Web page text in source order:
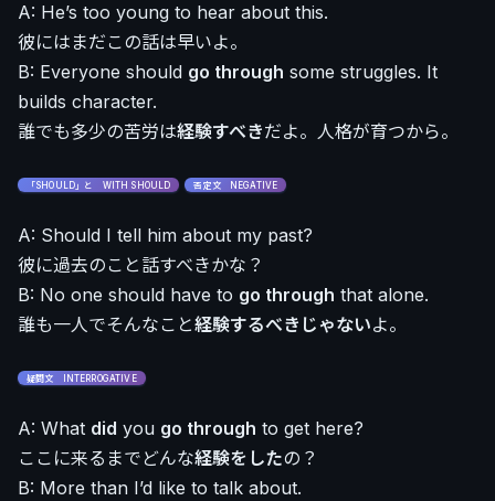
A: He’s too young to hear about this.
彼にはまだこの話は早いよ。
B: Everyone should go through some struggles. It
builds character.
誰でも多少の苦労は経験すべきだよ。人格が育つから。
「SHOULD」と WITH SHOULD 否定文 NEGATIVE
A: Should I tell him about my past?
彼に過去のこと話すべきかな？
B: No one should have to go through that alone.
誰も一人でそんなこと経験するべきじゃないよ。
疑問文 INTERROGATIVE
A: What did you go through to get here?
ここに来るまでどんな経験をしたの？
B: More than I’d like to talk about.